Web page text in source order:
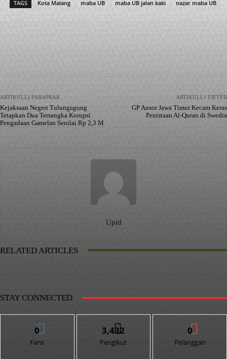
TAGS Kota Malang maba UB maba UB jalan kaki nazar maba UB
ARTIKULLI PARAPRAK
Kejaksaan Negeri Tulungagung
Tetapkan Dua Tersangka Korupsi
Pengadaan Gamelan Senilai Rp 2,3 M
ARTIKULLI TJETËR
GP Ansor Jawa Timur Kecam Keras
Penistaan Al-Quran di Swedia
Upid
RELATED ARTICLES
STAY CONNECTED
0
Fans
3,432
Pengikut
0
Pelanggan